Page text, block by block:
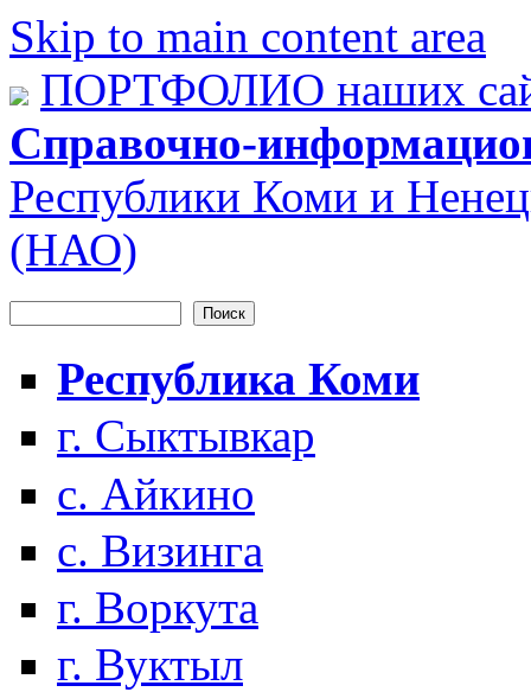
Skip to main content area
ПОРТФОЛИО наших
Справочно-
Республики Коми и
(НАО)
Форма поиска
Республика Коми
г. Сыктывкар
с. Айкино
с. Визинга
г. Воркута
г. Вуктыл